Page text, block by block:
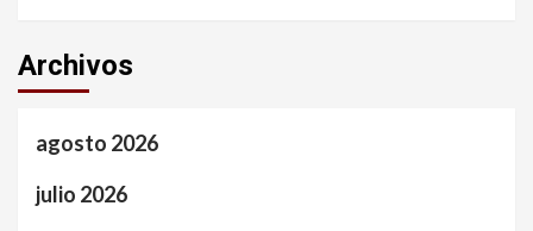
Archivos
agosto 2026
julio 2026